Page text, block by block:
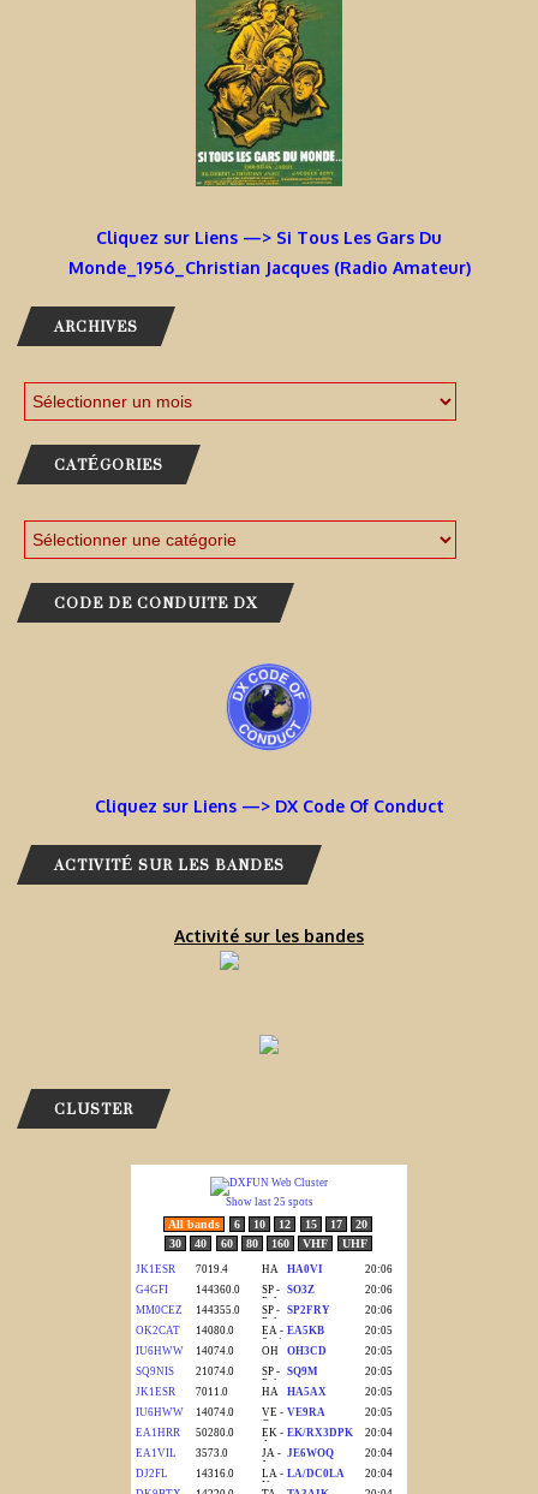
Cliquez sur Liens —> Si Tous Les Gars Du
Monde_1956_Christian Jacques (Radio Amateur)
ARCHIVES
CATÉGORIES
CODE DE CONDUITE DX
Cliquez sur Liens —> DX Code Of Conduct
ACTIVITÉ SUR LES BANDES
Activité sur les bandes
CLUSTER